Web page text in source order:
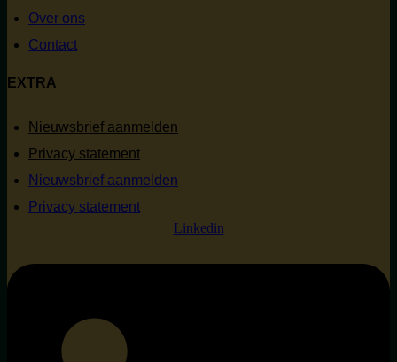
Over ons
Contact
EXTRA
Nieuwsbrief aanmelden
Privacy statement
Nieuwsbrief aanmelden
Privacy statement
Linkedin